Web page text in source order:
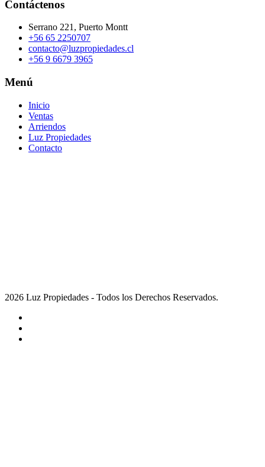
Contáctenos
Serrano 221, Puerto Montt
+56 65 2250707
contacto@luzpropiedades.cl
+56 9 6679 3965
Menú
Inicio
Ventas
Arriendos
Luz Propiedades
Contacto
2026 Luz Propiedades - Todos los Derechos Reservados.